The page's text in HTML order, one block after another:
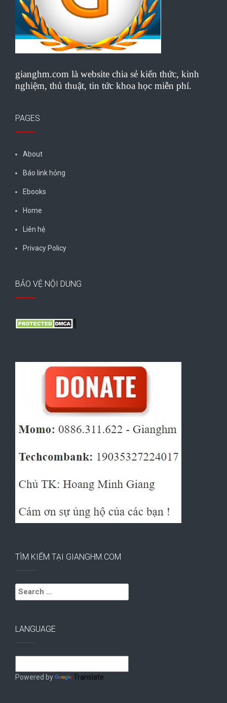
gianghm.com là website chia sẻ kiến thức, kinh
nghiệm, thủ thuật, tin tức khoa học miễn phí.
PAGES
About
Báo link hỏng
Ebooks
Home
Liên hệ
Privacy Policy
BẢO VỆ NỘI DUNG
TÌM KIẾM TẠI GIANGHM.COM
Search
for:
LANGUAGE
Powered by Translate